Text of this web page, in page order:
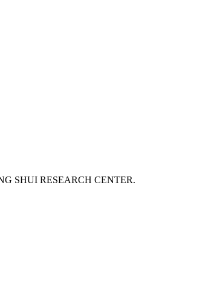
SHUI RESEARCH CENTER.